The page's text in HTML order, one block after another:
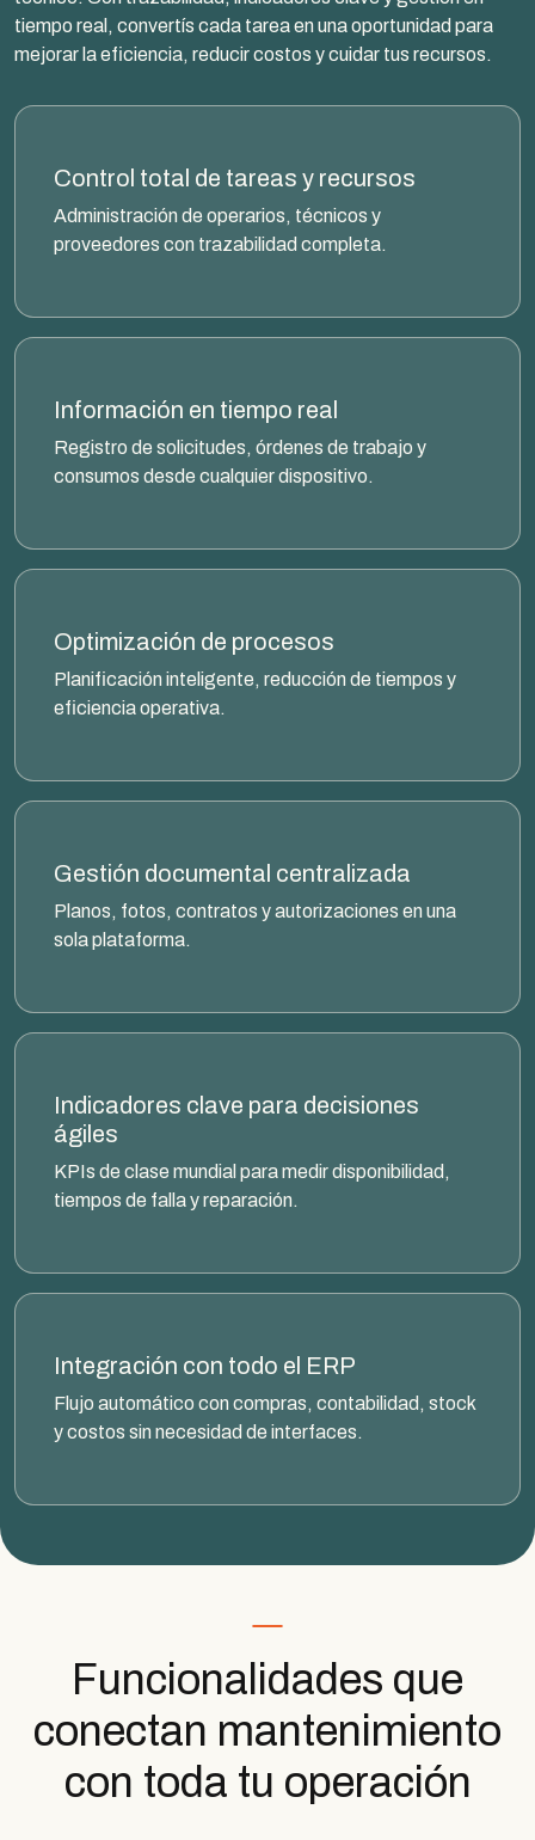
tiempo real, convertís cada tarea en una oportunidad para
mejorar la eficiencia, reducir costos y cuidar tus recursos.
Control total de tareas y recursos
Administración de operarios, técnicos y
proveedores con trazabilidad completa.
Información en tiempo real
Registro de solicitudes, órdenes de trabajo y
consumos desde cualquier dispositivo.
Optimización de procesos
Planificación inteligente, reducción de tiempos y
eficiencia operativa.
Gestión documental centralizada
Planos, fotos, contratos y autorizaciones en una
sola plataforma.
Indicadores clave para decisiones
ágiles
KPIs de clase mundial para medir disponibilidad,
tiempos de falla y reparación.
Integración con todo el ERP
Flujo automático con compras, contabilidad, stock
y costos sin necesidad de interfaces.
Funcionalidades que
conectan mantenimiento
con toda tu operación